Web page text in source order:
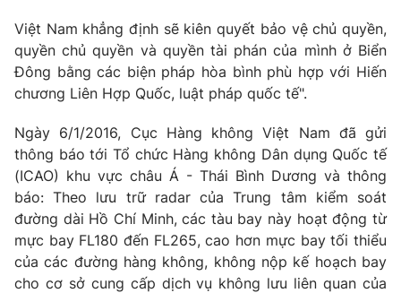
Chuyên mục khác
Emagazine Podcast
Video Shorts video
VTV Money VTV Thể thao
VTV Sức khoẻ Bất động sản
Việt Nam khẳng định sẽ kiên quyết bảo vệ chủ quyền,
quyền chủ quyền và quyền tài phán của mình ở Biển
Đông bằng các biện pháp hòa bình phù hợp với Hiến
chương Liên Hợp Quốc, luật pháp quốc tế".
Ngày 6/1/2016, Cục Hàng không Việt Nam đã gửi
thông báo tới Tổ chức Hàng không Dân dụng Quốc tế
(ICAO) khu vực châu Á - Thái Bình Dương và thông
báo: Theo lưu trữ radar của Trung tâm kiểm soát
đường dài Hồ Chí Minh, các tàu bay này hoạt động từ
mực bay FL180 đến FL265, cao hơn mực bay tối thiểu
của các đường hàng không, không nộp kế hoạch bay
cho cơ sở cung cấp dịch vụ không lưu liên quan của